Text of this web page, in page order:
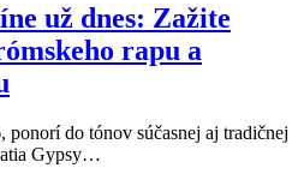
už dnes: Zažite
rapu a
ponorí do tónov súčasnej aj tradičnej
Gypsy…